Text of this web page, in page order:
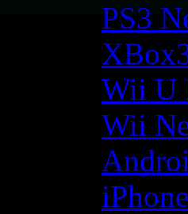
PS3
Wii U
Wii